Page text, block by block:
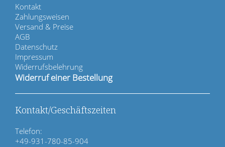
N
a
v
i
g
a
t
i
n
ü
b
e
r
Kontakt
Zahlungsweisen
Versand & Preise
AGB
Datenschutz
Impressum
Widerrufsbelehrung
Widerruf einer Bestellung
Kontakt/Geschäftszeiten
Telefon:
+49-931-780-85-904